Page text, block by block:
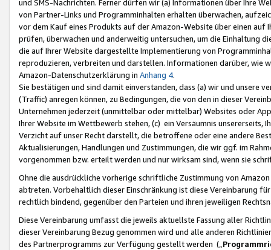
und SMS-Nachrichten. Ferner dürfen wir (a) Informationen über Ihre
von Partner-Links und Programminhalten erhalten überwachen,
vor dem Kauf eines Produkts auf der Amazon-Website über einen
prüfen, überwachen und anderweitig untersuchen, um die Einhaltung
die auf Ihrer Website dargestellte Implementierung von
reproduzieren, verbreiten und darstellen. Informationen darüber, wie
Amazon-Datenschutzerklärung in Anhang 4.
Sie bestätigen und sind damit einverstanden, dass (a) wir und
(Traffic) anregen können, zu Bedingungen, die von den in dieser
Unternehmen jederzeit (unmittelbar oder mittelbar) Websites oder
Ihrer Website im Wettbewerb stehen, (c) ein Versäumnis unsererseits,
Verzicht auf unser Recht darstellt, die betroffene oder eine andere
Aktualisierungen, Handlungen und Zustimmungen, die wir ggf. im
vorgenommen bzw. erteilt werden und nur wirksam sind, wenn sie
Ohne die ausdrückliche vorherige schriftliche Zustimmung von
abtreten. Vorbehaltlich dieser Einschränkung ist diese Vereinbarung
rechtlich bindend, gegenüber den Parteien und ihren jeweiligen
Diese Vereinbarung umfasst die jeweils aktuellste Fassung aller
dieser Vereinbarung Bezug genommen wird und alle anderen
des Partnerprogramms zur Verfügung gestellt werden („